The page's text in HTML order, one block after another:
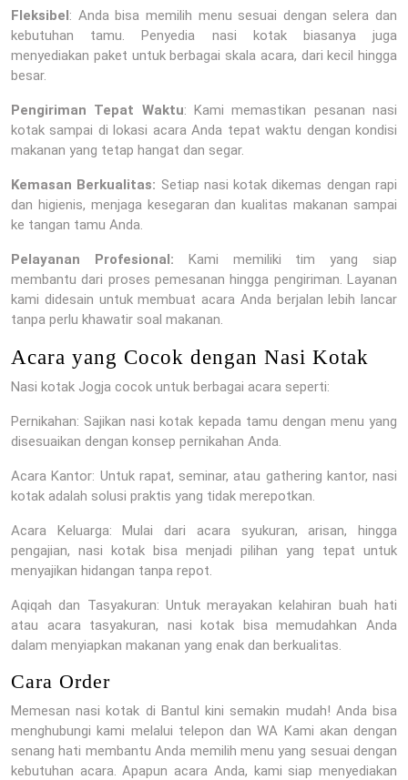
Fleksibel: Anda bisa memilih menu sesuai dengan selera dan
kebutuhan tamu. Penyedia nasi kotak biasanya juga
menyediakan paket untuk berbagai skala acara, dari kecil hingga
besar.
Pengiriman Tepat Waktu: Kami memastikan pesanan nasi
kotak sampai di lokasi acara Anda tepat waktu dengan kondisi
makanan yang tetap hangat dan segar.
Kemasan Berkualitas: Setiap nasi kotak dikemas dengan rapi
dan higienis, menjaga kesegaran dan kualitas makanan sampai
ke tangan tamu Anda.
Pelayanan Profesional: Kami memiliki tim yang siap
membantu dari proses pemesanan hingga pengiriman. Layanan
kami didesain untuk membuat acara Anda berjalan lebih lancar
tanpa perlu khawatir soal makanan.
Acara yang Cocok dengan Nasi Kotak
Nasi kotak Jogja cocok untuk berbagai acara seperti:
Pernikahan: Sajikan nasi kotak kepada tamu dengan menu yang
disesuaikan dengan konsep pernikahan Anda.
Acara Kantor: Untuk rapat, seminar, atau gathering kantor, nasi
kotak adalah solusi praktis yang tidak merepotkan.
Acara Keluarga: Mulai dari acara syukuran, arisan, hingga
pengajian, nasi kotak bisa menjadi pilihan yang tepat untuk
menyajikan hidangan tanpa repot.
Aqiqah dan Tasyakuran: Untuk merayakan kelahiran buah hati
atau acara tasyakuran, nasi kotak bisa memudahkan Anda
dalam menyiapkan makanan yang enak dan berkualitas.
Cara Order
Memesan nasi kotak di Bantul kini semakin mudah! Anda bisa
menghubungi kami melalui telepon dan WA Kami akan dengan
senang hati membantu Anda memilih menu yang sesuai dengan
kebutuhan acara. Apapun acara Anda, kami siap menyediakan